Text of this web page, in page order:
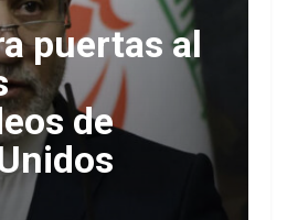
puertas al
de